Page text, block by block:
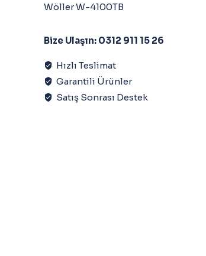
Wöller W-4100TB
Bize Ulaşın: 0312 911 15 26
Hızlı Teslimat
Garantili Ürünler
Satış Sonrası Destek